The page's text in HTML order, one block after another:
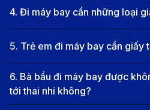
Hiện tại, không có chuyến
đến Tây An. Bạn có thể chọn
chuyến qua TP. Hồ Chí Minh
bay từ Nha Trang đến Tây
đến 15 giờ, tùy thuộc vào
chờ.
4. Đi máy bay cần những loại
5. Trẻ em đi máy bay cần giấy
6. Bà bầu đi máy bay được
tới thai nhi không?